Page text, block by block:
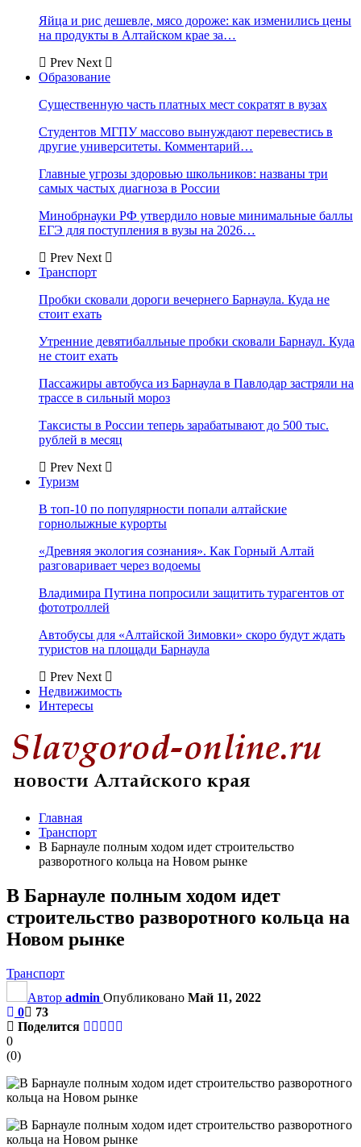
Яйца и рис дешевле, мясо дороже: как изменились цены
на продукты в Алтайском крае за…
Prev Next
Образование
Существенную часть платных мест сократят в вузах
Студентов МГПУ массово вынуждают перевестись в
другие университеты. Комментарий…
Главные угрозы здоровью школьников: названы три
самых частых диагноза в России
Минобрнауки РФ утвердило новые минимальные баллы
ЕГЭ для поступления в вузы на 2026…
Prev Next
Транспорт
Пробки сковали дороги вечернего Барнаула. Куда не
стоит ехать
Утренние девятибалльные пробки сковали Барнаул. Куда
не стоит ехать
Пассажиры автобуса из Барнаула в Павлодар застряли на
трассе в сильный мороз
Таксисты в России теперь зарабатывают до 500 тыс.
рублей в месяц
Prev Next
Туризм
В топ-10 по популярности попали алтайские
горнолыжные курорты
«Древняя экология сознания». Как Горный Алтай
разговаривает через водоемы
Владимира Путина попросили защитить турагентов от
фототроллей
Автобусы для «Алтайской Зимовки» скоро будут ждать
туристов на площади Барнаула
Prev Next
Недвижимость
Интересы
Главная
Транспорт
В Барнауле полным ходом идет строительство
разворотного кольца на Новом рынке
В Барнауле полным ходом идет
строительство разворотного кольца на
Новом рынке
Транспорт
Автор admin Опубликовано Май 11, 2022
0
73
Поделится
0
(0)